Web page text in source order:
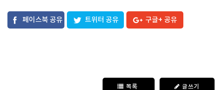
페이스북 공유 트위터 공유 구글+ 공유
목록 글쓰기